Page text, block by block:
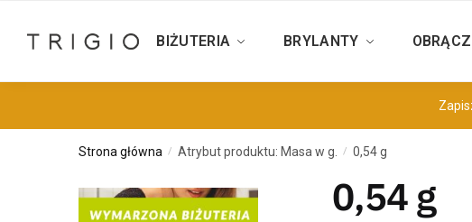
BIŻUTERIA BRYLANTY
Strona główna / Atrybut produktu: Masa w g. / 0,54 g
0,54 g